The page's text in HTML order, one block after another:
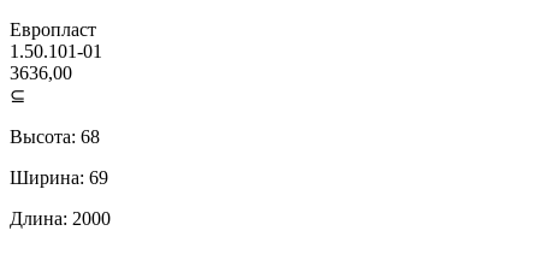
Европласт
1.50.101-01
3636,00
⊆
Высота: 68
Ширина: 69
Длина: 2000